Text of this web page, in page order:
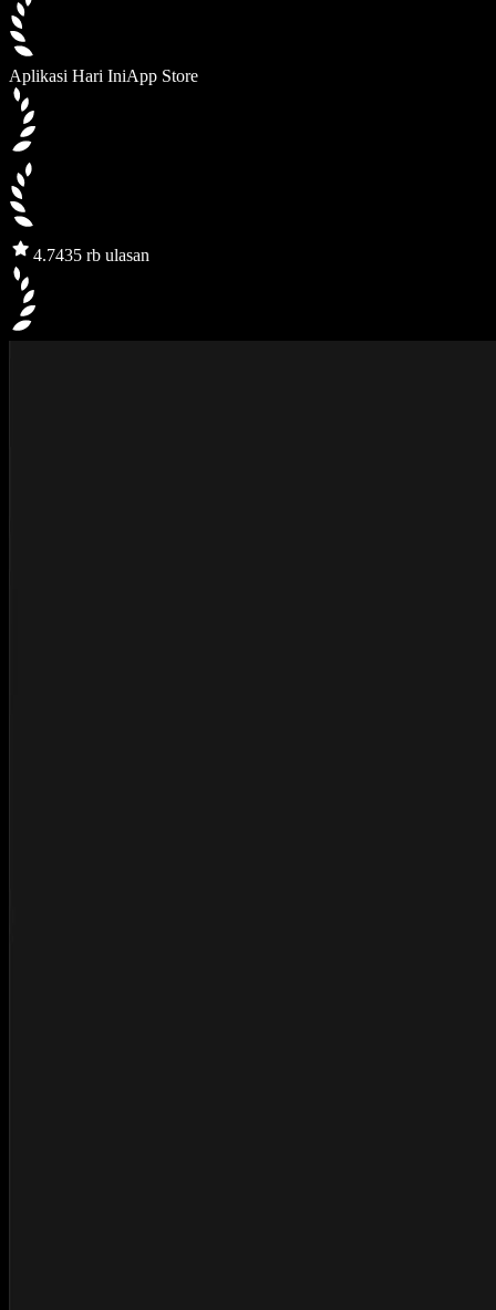
Aplikasi Hari IniApp Store
4.7435 rb ulasan